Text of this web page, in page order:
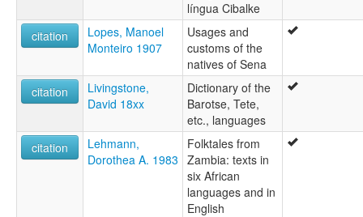
língua Cibalke
citation
Lopes, Manoel
Monteiro 1907
Usages and
customs of the
natives of Sena
citation
Livingstone,
David 18xx
Dictionary of the
Barotse, Tete,
etc., languages
citation
Lehmann,
Dorothea A. 1983
Folktales from
Zambia: texts in
six African
languages and in
English